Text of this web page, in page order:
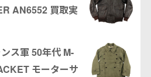
AN6552 買取実
ス軍 50年代 M-
モーターサ